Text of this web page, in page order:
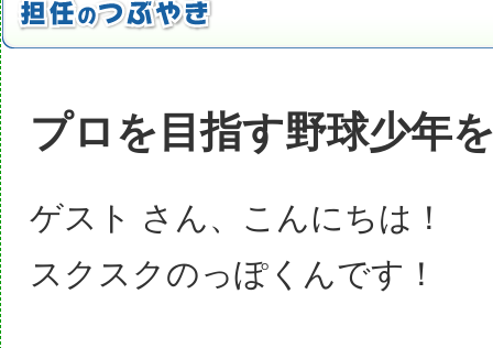
プロを目指す野球少年
ゲスト さん、こんにちは！
スクスクのっぽくんです！